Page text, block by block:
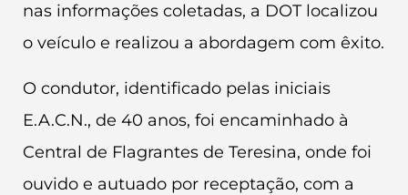
nas informações coletadas, a DOT localizou
o veículo e realizou a abordagem com êxito.
O condutor, identificado pelas iniciais
E.A.C.N., de 40 anos, foi encaminhado à
Central de Flagrantes de Teresina, onde foi
ouvido e autuado por receptação, com a